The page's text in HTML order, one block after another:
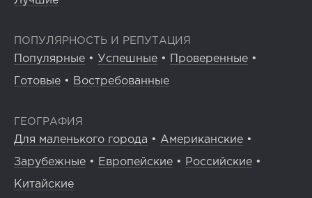
ПОПУЛЯРНОСТЬ И РЕПУТАЦИЯ
Популярные • Успешные • Проверенные •
Готовые • Востребованные
ГЕОГРАФИЯ
Для маленького города • Американские •
Зарубежные • Европейские • Российские •
Китайские